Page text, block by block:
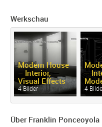
Werkschau
Modern House
– Interior,
Visual Effects
4 Bilder
–
4
Über Franklin Ponceoyola